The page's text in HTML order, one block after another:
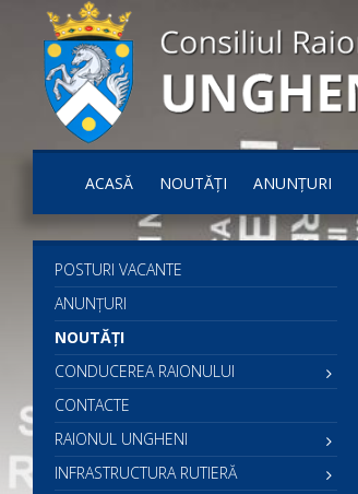
ACASĂ NOUTĂȚI ANUNȚURI
POSTURI VACANTE
ANUNȚURI
NOUTĂȚI
CONDUCEREA RAIONULUI
CONTACTE
RAIONUL UNGHENI
INFRASTRUCTURA RUTIERĂ